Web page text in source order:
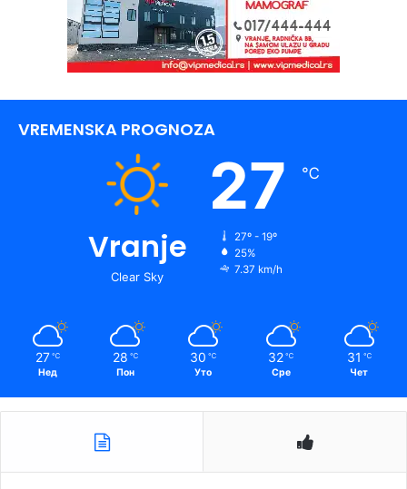
VREMENSKA PROGNOZA
Vranje
Clear Sky
27 ℃
27º - 19º
25%
7.37 km/h
27 ℃
Нед
28 ℃
Пон
30 ℃
Уто
32 ℃
Сре
31 ℃
Чет